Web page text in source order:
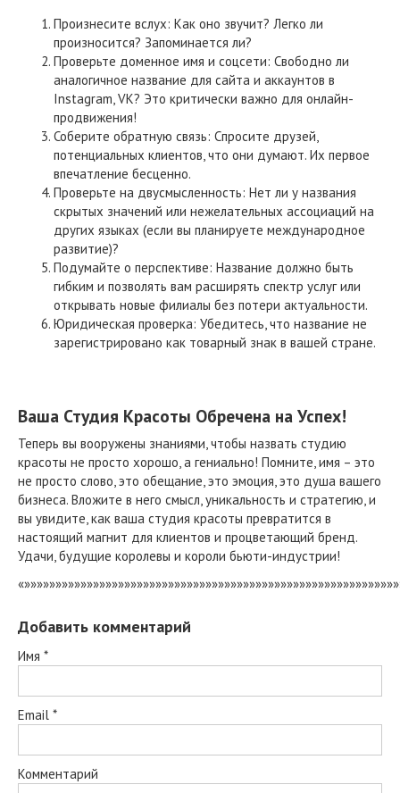
Произнесите вслух: Как оно звучит? Легко ли
произносится? Запоминается ли?
Проверьте доменное имя и соцсети: Свободно ли
аналогичное название для сайта и аккаунтов в
Instagram, VK? Это критически важно для онлайн-
продвижения!
Соберите обратную связь: Спросите друзей,
потенциальных клиентов, что они думают. Их первое
впечатление бесценно.
Проверьте на двусмысленность: Нет ли у названия
скрытых значений или нежелательных ассоциаций на
других языках (если вы планируете международное
развитие)?
Подумайте о перспективе: Название должно быть
гибким и позволять вам расширять спектр услуг или
открывать новые филиалы без потери актуальности.
Юридическая проверка: Убедитесь, что название не
зарегистрировано как товарный знак в вашей стране.
Ваша Студия Красоты Обречена на Успех!
Теперь вы вооружены знаниями, чтобы назвать студию
красоты не просто хорошо, а гениально! Помните, имя – это
не просто слово, это обещание, это эмоция, это душа вашего
бизнеса. Вложите в него смысл, уникальность и стратегию, и
вы увидите, как ваша студия красоты превратится в
настоящий магнит для клиентов и процветающий бренд.
Удачи, будущие королевы и короли бьюти-индустрии!
Добавить комментарий
Имя *
Email *
Комментарий